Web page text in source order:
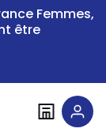
Femmes,
être